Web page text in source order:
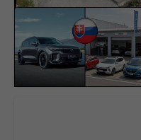
Čínske autá útočia na
svoju najväčšiu slabinu.
Toto má byť riešenie,
ako si získať Slovákov